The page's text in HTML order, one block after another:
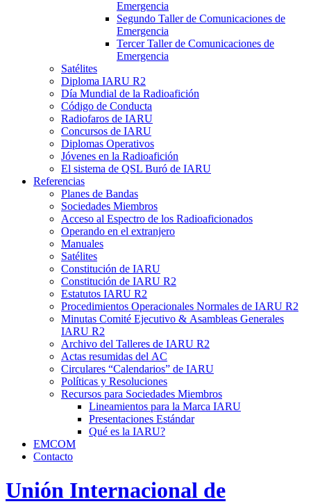
Emergencia
Segundo Taller de Comunicaciones de
Emergencia
Tercer Taller de Comunicaciones de
Emergencia
Satélites
Diploma IARU R2
Día Mundial de la Radioafición
Código de Conducta
Radiofaros de IARU
Concursos de IARU
Diplomas Operativos
Jóvenes en la Radioafición
El sistema de QSL Buró de IARU
Referencias
Planes de Bandas
Sociedades Miembros
Acceso al Espectro de los Radioaficionados
Operando en el extranjero
Manuales
Satélites
Constitución de IARU
Constitución de IARU R2
Estatutos IARU R2
Procedimientos Operacionales Normales de IARU R2
Minutas Comité Ejecutivo & Asambleas Generales
IARU R2
Archivo del Talleres de IARU R2
Actas resumidas del AC
Circulares “Calendarios” de IARU
Políticas y Resoluciones
Recursos para Sociedades Miembros
Lineamientos para la Marca IARU
Presentaciones Estándar
Qué es la IARU?
EMCOM
Contacto
Unión Internacional de